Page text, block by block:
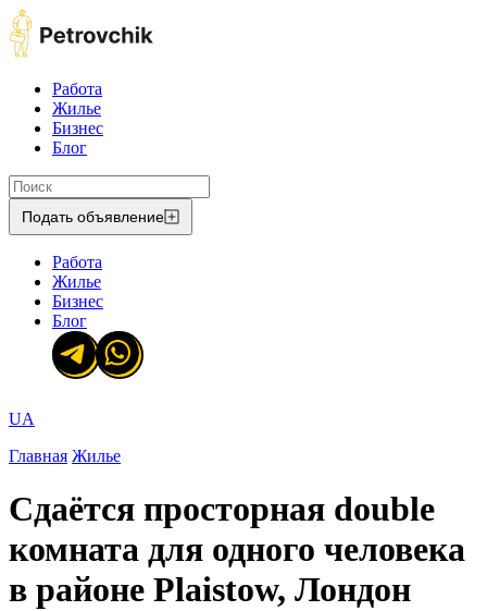
Работа
Жилье
Бизнес
Блог
Подать объявление
Работа
Жилье
Бизнес
Блог
UA
Главная Жилье
Сдаётся просторная double
комната для одного человека
в районе Plaistow, Лондон